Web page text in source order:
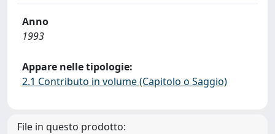
Anno
1993
Appare nelle tipologie:
2.1 Contributo in volume (Capitolo o Saggio)
File in questo prodotto: